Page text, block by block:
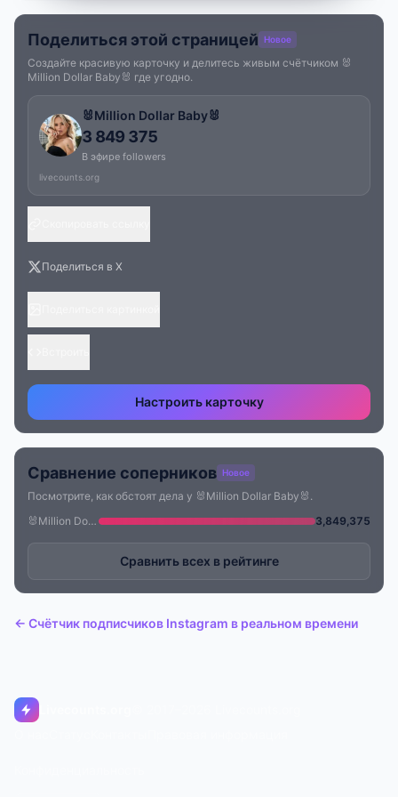
Поделиться этой страницей Новое
Создайте красивую карточку и делитесь живым счётчиком 🐰
Million Dollar Baby🐰 где угодно.
🐰Million Dollar Baby🐰
3 849 375
В эфире followers
livecounts.org
Поделиться в X
Настроить карточку
Сравнение соперников Новое
Посмотрите, как обстоят дела у 🐰Million Dollar Baby🐰.
🐰Million Dollar Baby🐰
3,849,375
Сравнить всех в рейтинге
← Счётчик подписчиков Instagram в реальном времени